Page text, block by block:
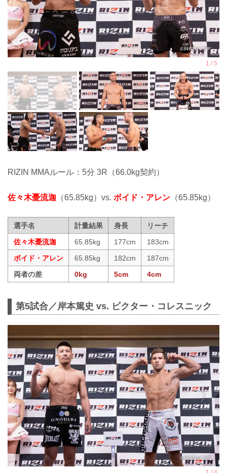
RIZIN MMAルール：5分 3R（66.0kg契約）
佐々木憂流迦 （65.85kg）vs. ボイド・アレン （65.85kg）
選手名 計量結果 身長
リーチ
佐々木憂流迦
65.85kg 177cm
183cm
ボイド・アレン
65.85kg 182cm
187cm
両者の差
0kg 5cm 4cm
第5試合／岸本篤史 vs. ビクター・コレスニック